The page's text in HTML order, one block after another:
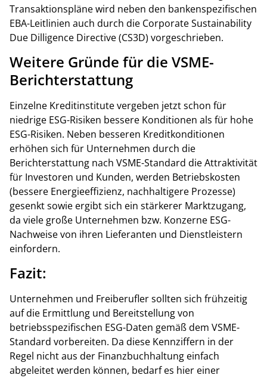
Transaktionspläne wird neben den bankenspezifischen
EBA-Leitlinien auch durch die Corporate Sustainability
Due Dilligence Directive (CS3D) vorgeschrieben.
Weitere Gründe für die VSME-
Berichterstattung
Einzelne Kreditinstitute vergeben jetzt schon für
niedrige ESG-Risiken bessere Konditionen als für hohe
ESG-Risiken. Neben besseren Kreditkonditionen
erhöhen sich für Unternehmen durch die
Berichterstattung nach VSME-Standard die Attraktivität
für Investoren und Kunden, werden Betriebskosten
(bessere Energieeffizienz, nachhaltigere Prozesse)
gesenkt sowie ergibt sich ein stärkerer Marktzugang,
da viele große Unternehmen bzw. Konzerne ESG-
Nachweise von ihren Lieferanten und Dienstleistern
einfordern.
Fazit:
Unternehmen und Freiberufler sollten sich frühzeitig
auf die Ermittlung und Bereitstellung von
betriebsspezifischen ESG-Daten gemäß dem VSME-
Standard vorbereiten. Da diese Kennziffern in der
Regel nicht aus der Finanzbuchhaltung einfach
abgeleitet werden können, bedarf es hier einer